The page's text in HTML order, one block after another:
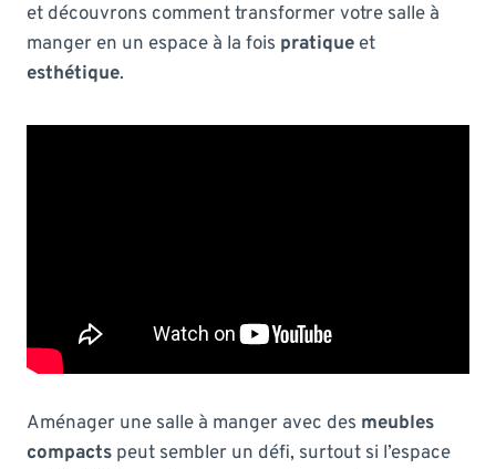
et découvrons comment transformer votre salle à
manger en un espace à la fois pratique et
esthétique.
Aménager une salle à manger avec des meubles
compacts peut sembler un défi, surtout si l’espace